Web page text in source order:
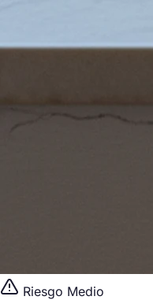
Riesgo Medio